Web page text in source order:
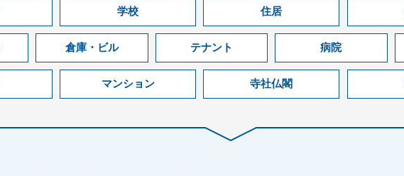
学校 住居
倉庫・ビル テナント 病院
マンション 寺社仏閣